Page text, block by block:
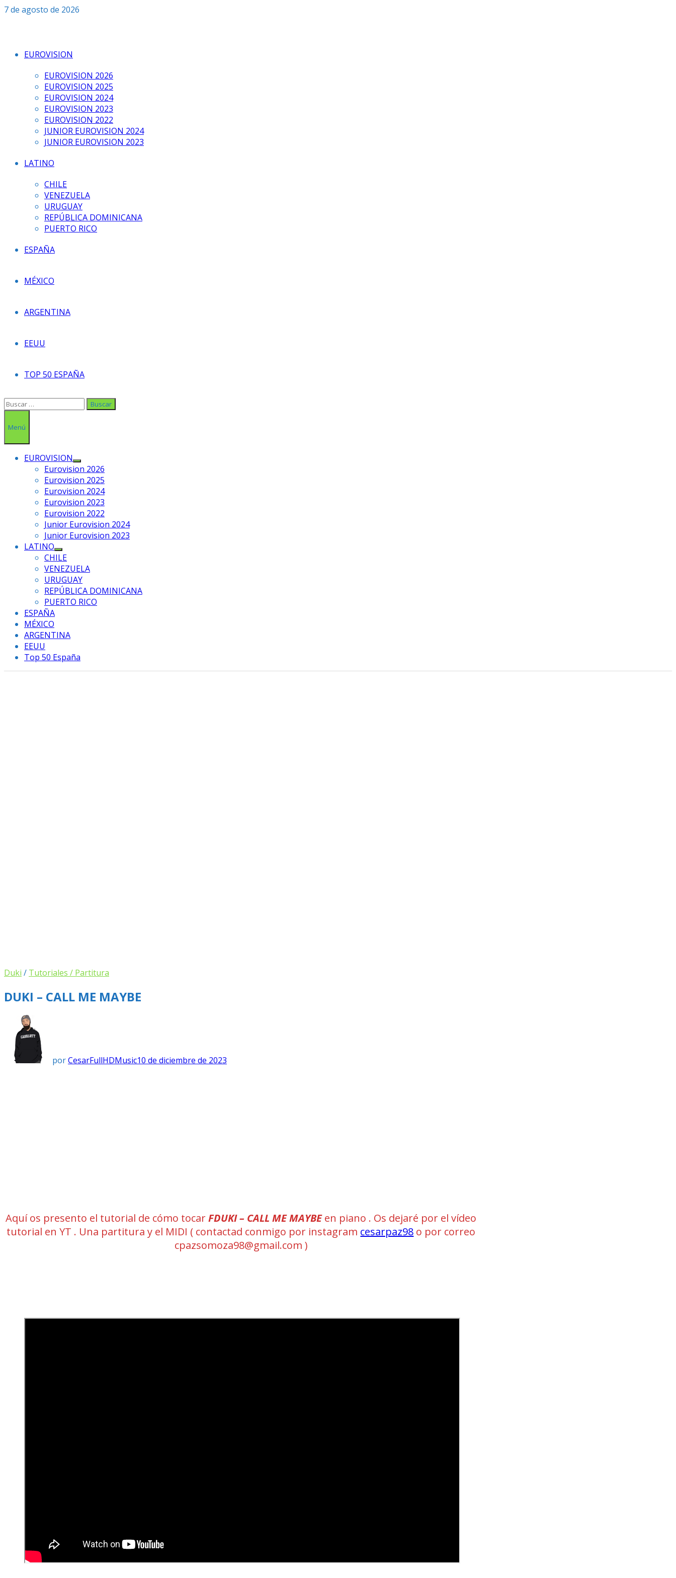
Saltar
7 de agosto de 2026
EUROVISION
EUROVISION 2026
EUROVISION 2025
EUROVISION 2024
EUROVISION 2023
EUROVISION 2022
JUNIOR EUROVISION 2024
JUNIOR EUROVISION 2023
LATINO
CHILE
VENEZUELA
URUGUAY
REPÚBLICA DOMINICANA
PUERTO RICO
ESPAÑA
MÉXICO
ARGENTINA
EEUU
TOP 50 ESPAÑA
Buscar:
Menú
EUROVISION
Mostrar
el
submenú
Eurovision 2026
Eurovision 2025
Eurovision 2024
Eurovision 2023
Eurovision 2022
Junior Eurovision 2024
Junior Eurovision 2023
LATINO
Mostrar
el
submenú
CHILE
VENEZUELA
URUGUAY
REPÚBLICA DOMINICANA
PUERTO RICO
ESPAÑA
MÉXICO
ARGENTINA
EEUU
Top 50 España
Duki / Tutoriales / Partitura
DUKI – CALL ME MAYBE
porCesarFullHDMusic10 de diciembre de 2023
Aquí os presento el tutorial de cómo tocarFDUKI – CALL ME MAYBEen piano . Os dejaré por el vídeo
tutorial en YT . Una partitura y el MIDI ( contactad conmigo por instagram cesarpaz98 o por correo
cpazsomoza98@gmail.com )